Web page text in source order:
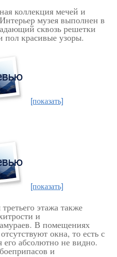
коллекция мечей и
музея выполнен в
сквозь решетки
пол красивые узоры.
[показать]
[показать]
этажа также
и
В помещениях
окна, то есть с
абсолютно не видно.
и